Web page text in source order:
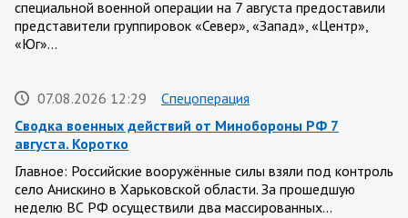
специальной военной операции на 7 августа предоставили
представители группировок «Север», «Запад», «Центр»,
«Юг»…
07.08.2026 12:29
Спецоперация
Сводка военных действий от Минобороны РФ 7
августа. Коротко
Главное: Российские вооружённые силы взяли под контроль
село Анискино в Харьковской области. За прошедшую
неделю ВС РФ осуществили два массированных…